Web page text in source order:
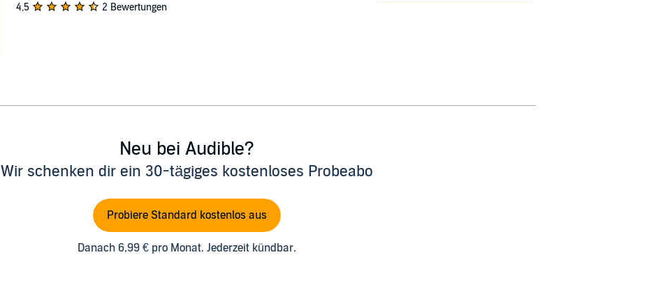
4,5 2 Bewertungen
Neu bei Audible?
Wir schenken dir ein 30-tägiges kostenloses Probeabo
Probiere Standard kostenlos aus
Danach 6,99 € pro Monat. Jederzeit kündbar.